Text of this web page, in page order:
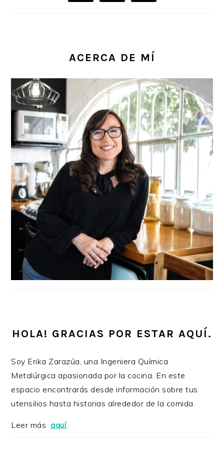
ACERCA DE MÍ
HOLA! GRACIAS POR ESTAR AQUÍ.
Soy Erika Zarazúa, una Ingeniera Química
Metalúrgica apasionada por la cocina. En este
espacio encontrarás desde información sobre tus
utensilios hasta historias alrededor de la comida.
Leer másaquí.